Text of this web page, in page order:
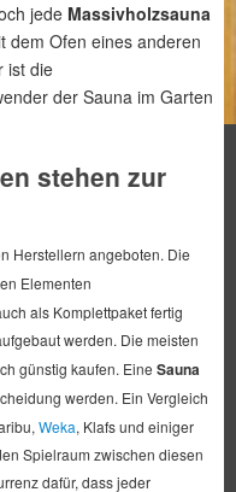
jede Massivholzsauna
dem Ofen eines anderen
ist die
der Sauna im Garten
stehen zur
Herstellern angeboten. Die
Elementen
als Komplettpaket fertig
werden. Die meisten
günstig kaufen. Eine Sauna
werden. Ein Vergleich
Weka, Klafs und einiger
Spielraum zwischen diesen
dafür, dass jeder